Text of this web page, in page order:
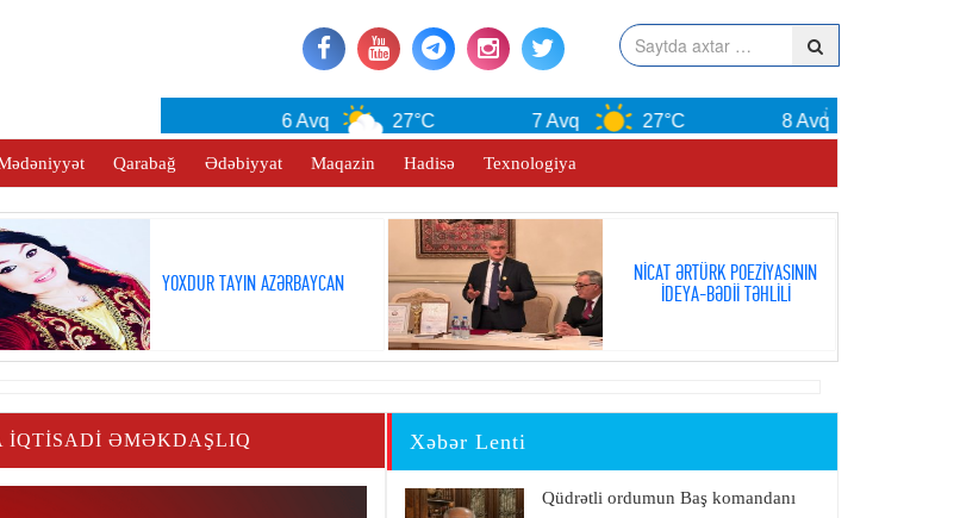
6 Avq 27°C 7 Avq 27°C 8 Avq
Qarabağ Ədəbiyyat Maqazin Hadisə Texnologiya
YOXDUR TAYIN AZƏRBAYCAN
NİCAT ƏRTÜRK POEZİYASININ
İDEYA-BƏDİİ TƏHLİLİ
İQTISADI ƏMƏKDAŞLIQ Xəbər Lenti
Qüdrətli ordumun Baş komandanı